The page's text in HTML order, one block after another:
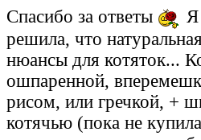
Спасибо за ответы
Я
решила, что
нюансы для котяток...
ошпаренной,
рисом, или гречкой, +
котячью (пока не